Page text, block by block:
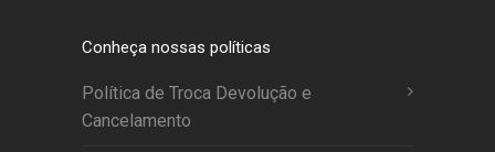
Conheça nossas políticas
Política de Troca Devolução e
Cancelamento